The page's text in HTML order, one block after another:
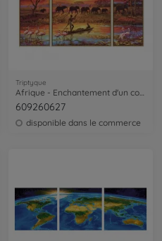
Triptyque
Afrique - Enchantement d'un continent - peinture par numéros
609260627
disponible dans le commerce